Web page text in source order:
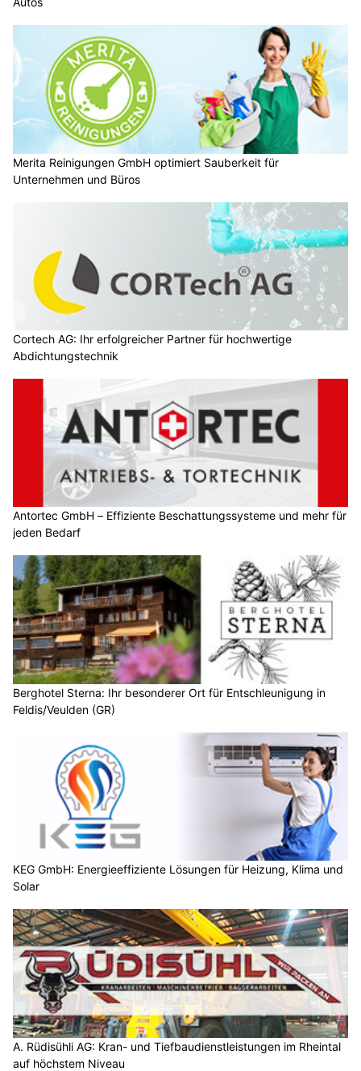
Merita Reinigungen GmbH optimiert Sauberkeit für
Unternehmen und Büros
Cortech AG: Ihr erfolgreicher Partner für hochwertige
Abdichtungstechnik
Antortec GmbH – Effiziente Beschattungssysteme und mehr für
jeden Bedarf
Berghotel Sterna: Ihr besonderer Ort für Entschleunigung in
Feldis/Veulden (GR)
KEG GmbH: Energieeffiziente Lösungen für Heizung, Klima und
Solar
A. Rüdisühli AG: Kran- und Tiefbaudienstleistungen im Rheintal
auf höchstem Niveau